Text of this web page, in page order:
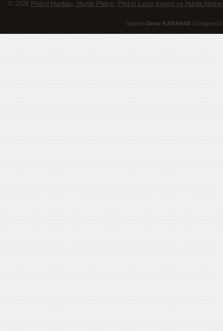
© 2026 Pleksi Hurdası, Hurda Pleksi, Pleksi Lazer Kesim ve Hurda
Tasarım Deniz KARAHAN | Designed